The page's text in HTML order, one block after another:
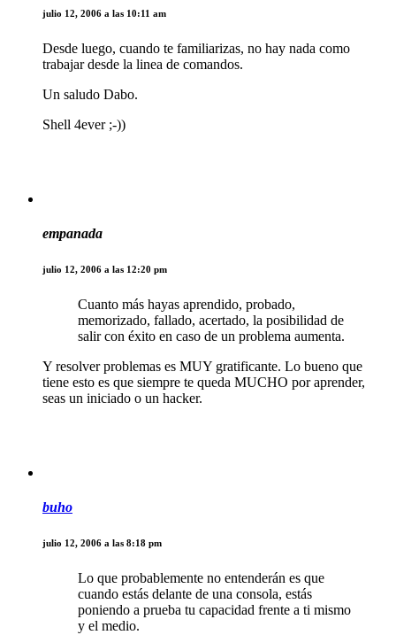
julio 12, 2006 a las 10:11 am
Desde luego, cuando te familiarizas, no hay nada como
trabajar desde la linea de comandos.
Un saludo Dabo.
Shell 4ever ;-))
empanada
julio 12, 2006 a las 12:20 pm
Cuanto más hayas aprendido, probado,
memorizado, fallado, acertado, la posibilidad de
salir con éxito en caso de un problema aumenta.
Y resolver problemas es MUY gratificante. Lo bueno que
tiene esto es que siempre te queda MUCHO por aprender,
seas un iniciado o un hacker.
buho
julio 12, 2006 a las 8:18 pm
Lo que probablemente no entenderán es que
cuando estás delante de una consola, estás
poniendo a prueba tu capacidad frente a ti mismo
y el medio.